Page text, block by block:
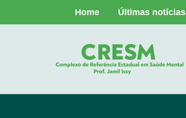
Home Últimas notícias